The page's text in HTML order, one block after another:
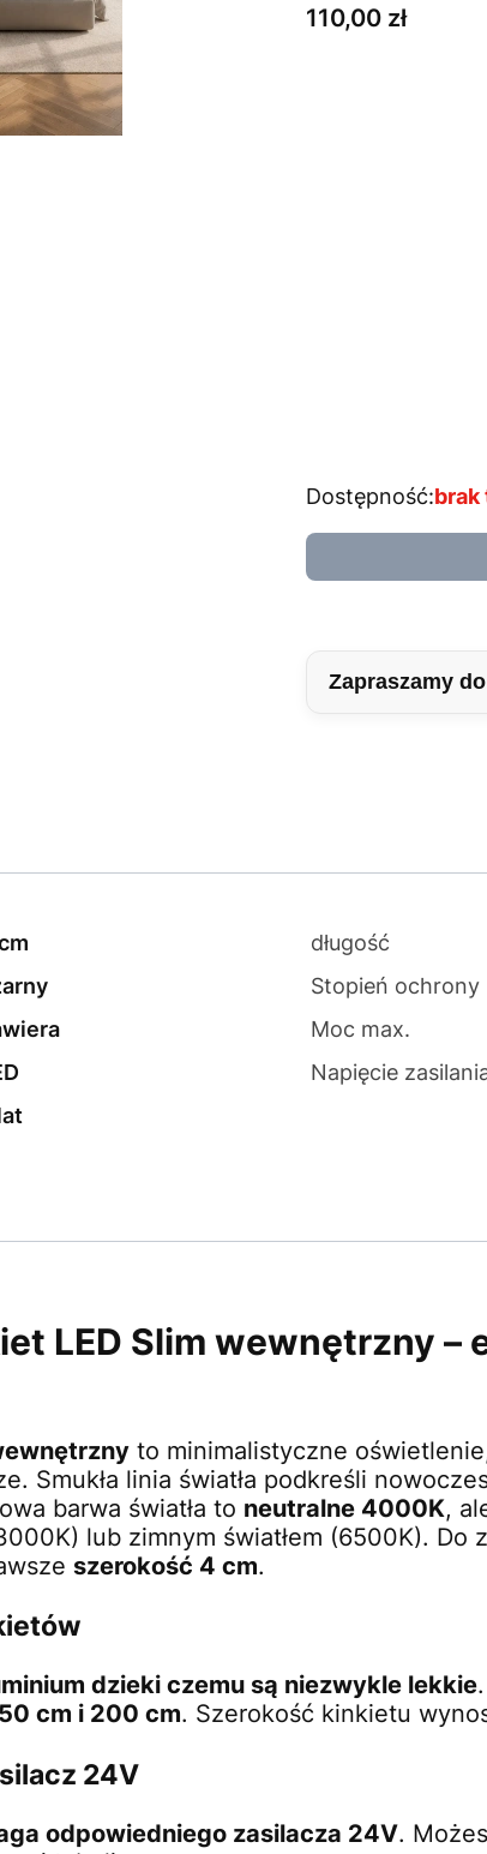
Cena
110,00 zł
Dostępność:brak
Zapraszamy
długość
Stopień ochrony
Moc max.
Napięcie
LED Slim wewnętrzny –
to minimalistyczne
Smukła linia światła podkreśli
barwa światła to neutralne 4000K,
lub zimnym światłem (6500K). Do
szerokość 4 cm.
dzieki czemu są niezwykle lekkie
cm i 200 cm. Szerokość kinkietu
24V
odpowiedniego zasilacza 24V.